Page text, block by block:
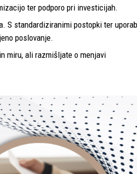
ter podporo pri investicijah.
S standardiziranimi postopki ter
poslovanje.
miru, ali razmišljate o menjavi